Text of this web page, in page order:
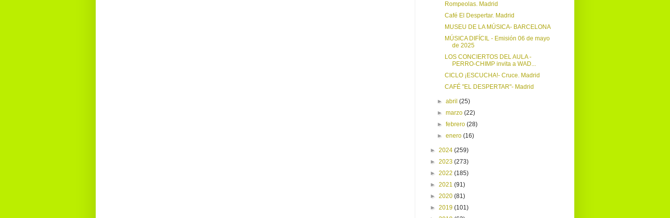
Rompeolas. Madrid
Café El Despertar. Madrid
MUSEU DE LA MÚSICA- BARCELONA
MÚSICA DIFÍCIL - Emisión 06 de mayo
de 2025
LOS CONCIERTOS DEL AULA -
PERRO-CHIMP invita a WAD...
CICLO ¡ESCUCHA!- Cruce. Madrid
CAFÉ "EL DESPERTAR"- Madrid
►abril(25)
►marzo(22)
►febrero(28)
►enero(16)
► 2024 (259)
► 2023 (273)
► 2022 (185)
► 2021 (91)
► 2020 (81)
► 2019 (101)